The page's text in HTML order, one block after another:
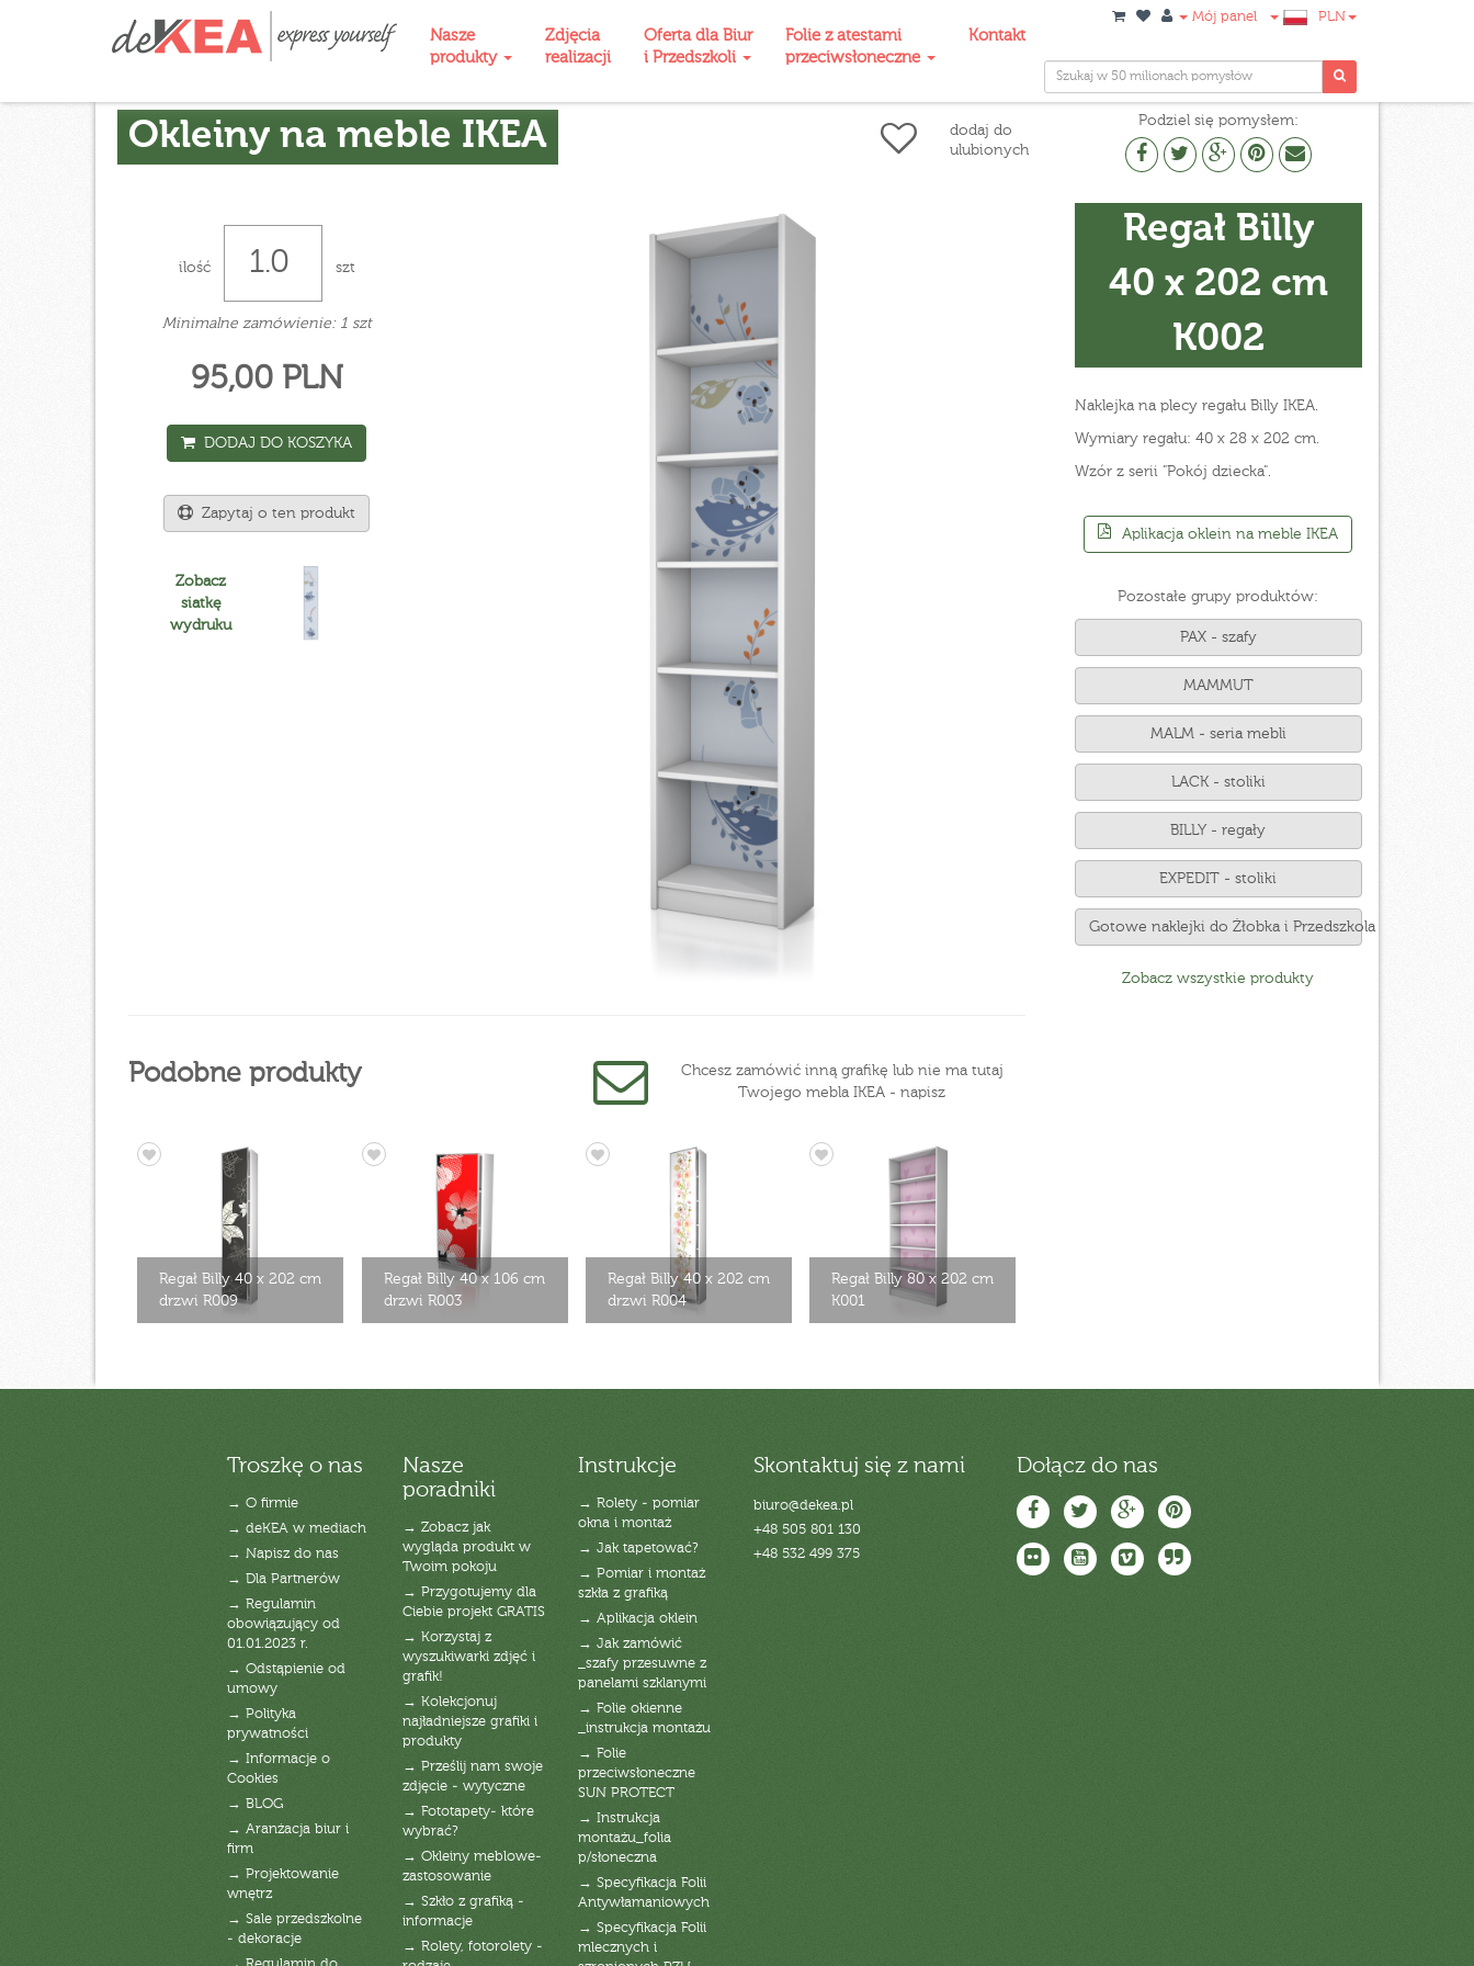
Nasze
produkty
Zdjęcia
realizacji
Oferta dla Biur
i Przedszkoli
Folie z atestami
przeciwsłoneczne
Kontakt
Mój panel PLN
Okleiny na meble IKEA
dodaj do
ulubionych
Podziel się pomysłem:
ilość szt
Minimalne zamówienie: 1 szt
95,00 PLN
DODAJ DO KOSZYKA
Zapytaj o ten produkt
Zobacz
siatkę
wydruku
Podobne produkty
Chcesz zamówić inną grafikę lub nie ma tutaj
Twojego mebla IKEA - napisz
Regał Billy 40 x 202 cm
drzwi R009
Regał Billy 40 x 106 cm
drzwi R003
Regał Billy 40 x 202 cm
drzwi R004
Regał Billy 80 x 202 cm
K001
Regał Billy
40 x 202 cm
K002
Naklejka na plecy regału Billy IKEA.
Wymiary regału: 40 x 28 x 202 cm.
Wzór z serii "Pokój dziecka".
Aplikacja oklein na meble IKEA
Pozostałe grupy produktów:
PAX - szafy
MAMMUT
MALM - seria mebli
LACK - stoliki
BILLY - regały
EXPEDIT - stoliki
Gotowe naklejki do Żłobka i Przedszkola
Zobacz wszystkie produkty
Troszkę o nas
→ O firmie
→ deKEA w mediach
→ Napisz do nas
→ Dla Partnerów
→ Regulamin
obowiązujący od
01.01.2023 r.
→ Odstąpienie od
umowy
→ Polityka
prywatności
→ Informacje o
Cookies
→ BLOG
→ Aranżacja biur i
firm
→ Projektowanie
wnętrz
→ Sale przedszkolne
- dekoracje
Nasze
poradniki
→ Zobacz jak
wygląda produkt w
Twoim pokoju
→ Przygotujemy dla
Ciebie projekt GRATIS
→ Korzystaj z
wyszukiwarki zdjęć i
grafik!
→ Kolekcjonuj
najładniejsze grafiki i
produkty
→ Prześlij nam swoje
zdjęcie - wytyczne
→ Fototapety- które
wybrać?
→ Okleiny meblowe-
zastosowanie
→ Szkło z grafiką -
informacje
→ Rolety, fotorolety -
Instrukcje
→ Rolety - pomiar
okna i montaż
→ Jak tapetować?
→ Pomiar i montaż
szkła z grafiką
→ Aplikacja oklein
→ Jak zamówić
_szafy przesuwne z
panelami szklanymi
→ Folie okienne
_instrukcja montażu
→ Folie
przeciwsłoneczne
SUN PROTECT
→ Instrukcja
montażu_folia
p/słoneczna
→ Specyfikacja Folii
Antywłamaniowych
→ Specyfikacja Folii
mlecznych i
Skontaktuj się z nami
biuro@dekea.pl
+48 505 801 130
+48 532 499 375
Dołącz do nas